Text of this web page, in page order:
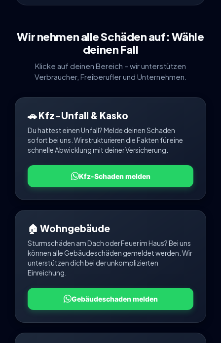
Wir nehmen alle Schäden auf: Wähle
deinen Fall
Klicke auf deinen Bereich – wir unterstützen
Verbraucher, Freiberufler und Unternehmen.
🚗 Kfz-Unfall & Kasko
Du hattest einen Unfall? Melde deinen Schaden
sofort bei uns. Wir strukturieren die Fakten für eine
schnelle Abwicklung mit deiner Versicherung.
Kfz-Schaden melden
🏠 Wohngebäude
Sturmschäden am Dach oder Feuer im Haus? Bei uns
können alle Gebäudeschäden gemeldet werden. Wir
unterstützen dich bei der unkomplizierten
Einreichung.
Gebäudeschaden melden